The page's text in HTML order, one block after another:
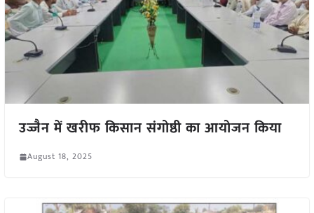
उज्जैन में खरीफ किसान संगोष्ठी का आयोजन किया
August 18, 2025